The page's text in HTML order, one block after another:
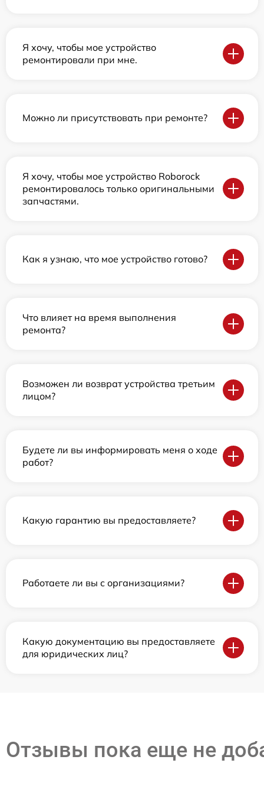
Я хочу, чтобы мое устройство
ремонтировали при мне.
Можно ли присутствовать при ремонте?
Я хочу, чтобы мое устройство Roborock
ремонтировалось только оригинальными
запчастями.
Как я узнаю, что мое устройство готово?
Что влияет на время выполнения
ремонта?
Возможен ли возврат устройства третьим
лицом?
Будете ли вы информировать меня о ходе
работ?
Какую гарантию вы предоставляете?
Работаете ли вы с организациями?
Какую документацию вы предоставляете
для юридических лиц?
Отзывы пока еще не